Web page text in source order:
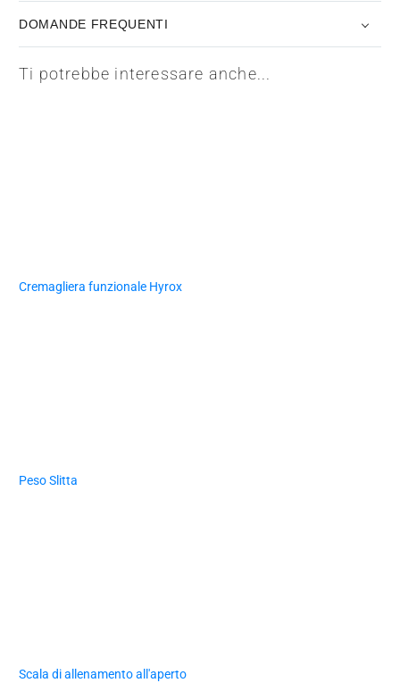
DOMANDE FREQUENTI
Ti potrebbe interessare anche...
Cremagliera funzionale Hyrox
Peso Slitta
Scala di allenamento all'aperto